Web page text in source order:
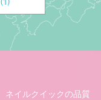
ネイルクイックの品質